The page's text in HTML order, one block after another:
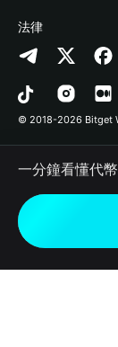
‌聯繫我們
品牌資源
工作機會
Altcoin Season
Prediction
DApp
RWA
如何購買加密貨幣
合作上架
授權檢測
合約檢測
批次轉帳
Arbitrum
Avalanche
Bitcoin
Polygon
法律
隱私協議
用戶使用協議
© 2018-2026 Bitget
一分鐘看懂代